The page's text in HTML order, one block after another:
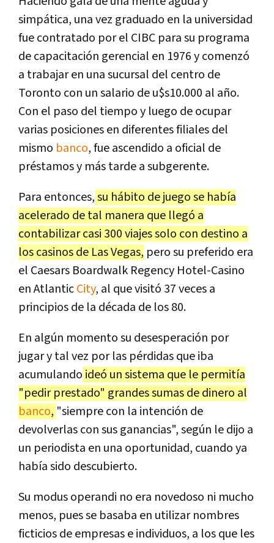
simpática, una vez graduado en la universidad
fue contratado por el CIBC para su programa
de capacitación gerencial en 1976 y comenzó
a trabajar en una sucursal del centro de
Toronto con un salario de u$s10.000 al año.
Con el paso del tiempo y luego de ocupar
varias posiciones en diferentes filiales del
mismo banco, fue ascendido a oficial de
préstamos y más tarde a subgerente.
Para entonces,su hábito de juego se había
acelerado de tal manera que llegó a
contabilizar casi 300 viajes solo con destino a
los casinos de Las Vegas, pero su preferido era
el Caesars Boardwalk Regency Hotel-Casino
en AtlanticCity, al que visitó 37 veces a
principios de la década de los 80.
En algún momento su desesperación por
jugar y tal vez por las pérdidas que iba
acumulando ideó un sistema que le permitía
"pedir prestado" grandes sumas de dinero al
banco, "siempre con la intención de
devolverlas con sus ganancias", según le dijo a
un periodista en una oportunidad, cuando ya
había sido descubierto.
Su modus operandi no era novedoso ni mucho
menos, pues se basaba en utilizar nombres
ficticios de empresas e individuos, a los que les